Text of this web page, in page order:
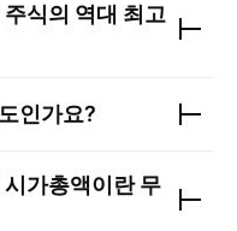
주식의 역대 최고
인가요?
시가총액이란 무